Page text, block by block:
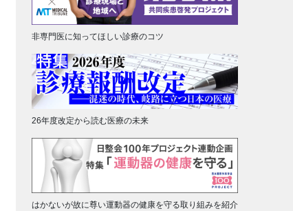
非専門医に知ってほしい診療のコツ
26年度改定から読む医療の未来
はかないが故に尊い運動器の健康を守る取り組みを紹介